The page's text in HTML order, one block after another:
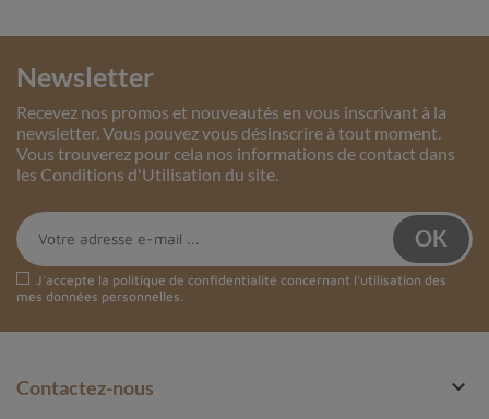
Newsletter
Recevez nos promos et nouveautés en vous inscrivant à la
newsletter. Vous pouvez vous désinscrire à tout moment.
Vous trouverez pour cela nos informations de contact dans
les Conditions d'Utilisation du site.
J'accepte la politique de confidentialité concernant l'utilisation des
mes données personnelles.
Contactez-nous 